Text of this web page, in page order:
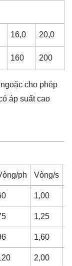
16,0 20,0
160 200
cho phép
áp suất cao
ph Vòng/s
1,00
1,25
1,60
2,00